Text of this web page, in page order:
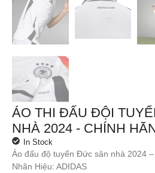
ÁO THI ĐẤU ĐỘI
NHÀ 2024 - CHÍNH
In Stock
Áo đấu độ tuyển Đức sân nhà 2024 –
Nhãn Hiệu: ADIDAS